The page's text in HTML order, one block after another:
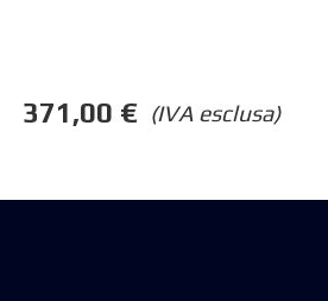
(IVA esclusa)
371,00 €